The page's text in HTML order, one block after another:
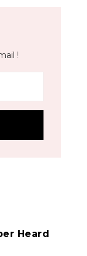
!
Heard